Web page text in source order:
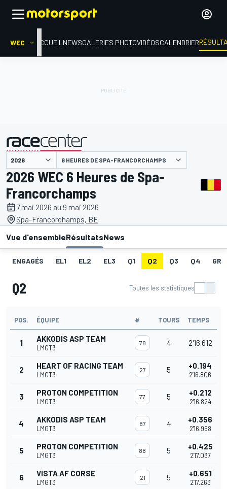
WEC ACCUEIL NEWSGALERIES PHOTOVIDÉOSCALENDRIER
présenté par 6 HEURES DE SPA-FRANCORCHAMPS
2026 WEC 6 Heures de Spa-
Francorchamps
7 mai 2026 au 9 mai 2026
Spa-Francorchamps, BE
Vue d'ensembleRésultatsNews
ENGAGÉS EL1 EL2 EL3 Q1 Q2 Q3 Q4
Q2 Toutes les statistiques
POS. ÉQUIPE # TOURS TEMPS
1 AKKODIS ASP TEAM
LMGT3
78 4 2'16.612
2 HEART OF RACING TEAM
LMGT3
27 5 +0.194
2'16.806
3 PROTON COMPETITION
LMGT3
77 5 +0.212
2'16.824
4 AKKODIS ASP TEAM
LMGT3
87 4 +0.356
2'16.968
5 PROTON COMPETITION
LMGT3
88 5 +0.425
2'17.037
6 VISTA AF CORSE
LMGT3
21 5 +0.651
2'17.263